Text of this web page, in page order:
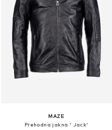
MAZE
Prehodna jakna ' Jack'